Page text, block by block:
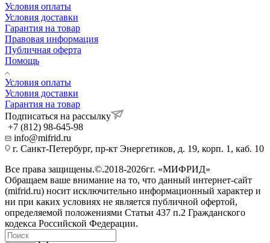
Условия оплаты
Условия доставки
Гарантия на товар
Правовая информация
Публичная оферта
Помощь
Условия оплаты
Условия доставки
Гарантия на товар
Подписаться на рассылку
+7 (812) 98-645-98
info@mifrid.ru
г. Санкт-Петербург, пр-кт Энергетиков, д. 19, корп. 1, каб. 10
Все права защищены.©.2018-2026гг. «МИФРИД»
Обращаем ваше внимание на то, что данный интернет-сайт
(mifrid.ru) носит исключительно информационный характер и
ни при каких условиях не является публичной офертой,
определяемой положениями Статьи 437 п.2 Гражданского
кодекса Российской Федерации.